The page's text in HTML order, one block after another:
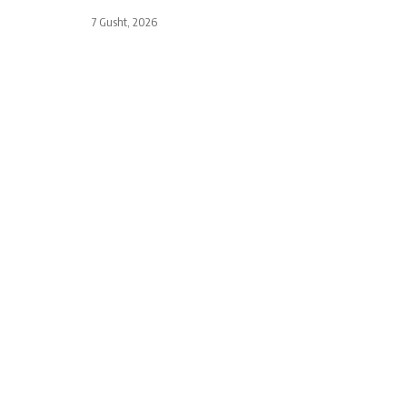
7 Gusht, 2026